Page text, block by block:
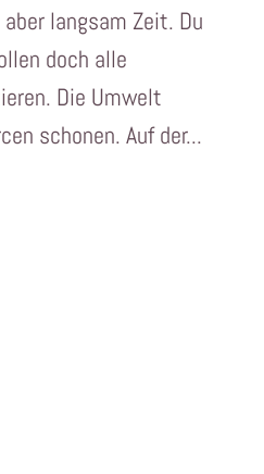
langsam Zeit. Du
doch alle
Die Umwelt
schonen. Auf der...